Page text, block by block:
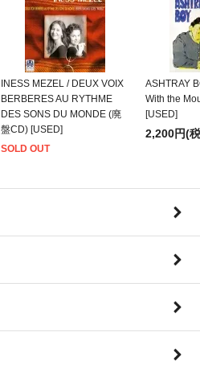
INESS MEZEL / DEUX VOIX
BERBERES AU RYTHME
DES SONS DU MONDE (廃
盤CD) [USED]
SOLD OUT
ASHTRAY
With the
[USED]
2,200円(